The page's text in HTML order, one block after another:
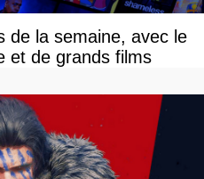
de la semaine, avec le
et de grands films